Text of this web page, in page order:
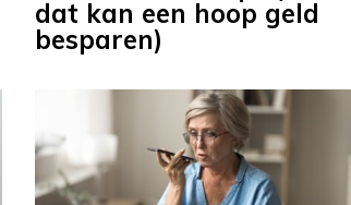
dat kan een hoop geld
besparen)